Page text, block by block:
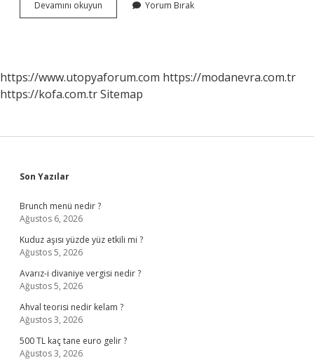
Devamını okuyun
Personeli
Yorum Bırak
https://www.utopyaforum.com https://modanevra.com.tr
https://kofa.com.trSitemap
Sidebar
Son Yazılar
Brunch menü nedir ?
Ağustos 6, 2026
Kuduz aşısı yüzde yüz etkili mi ?
Ağustos 5, 2026
Avarız-i divaniye vergisi nedir ?
Ağustos 5, 2026
Ahval teorisi nedir kelam ?
Ağustos 3, 2026
500 TL kaç tane euro gelir ?
Ağustos 3, 2026